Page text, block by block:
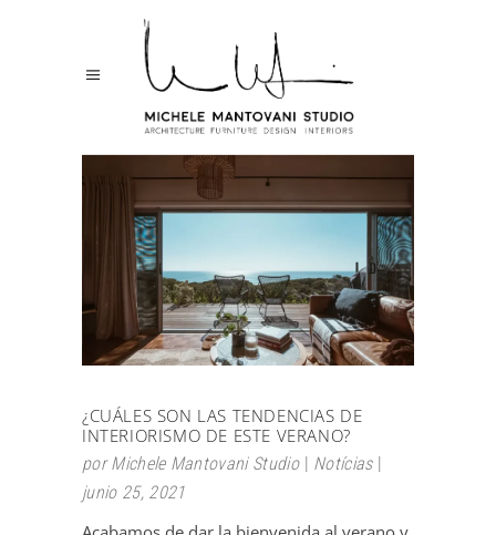
¿CUÁLES SON LAS TENDENCIAS DE
INTERIORISMO DE ESTE VERANO?
porMichele Mantovani Studio
Notícias
junio 25, 2021